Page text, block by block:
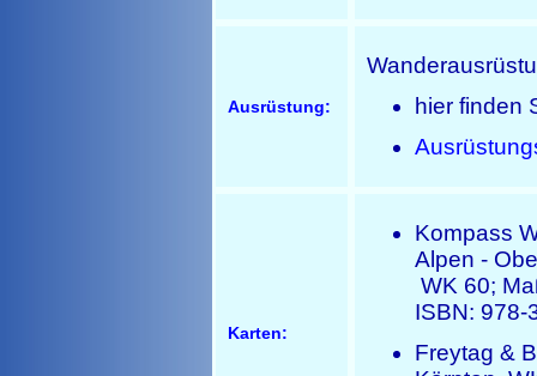
Ausrüstung:
hier finden
Karten:
Kompass
Alpen -
WK 60;
ISBN: 978-
Freytag &